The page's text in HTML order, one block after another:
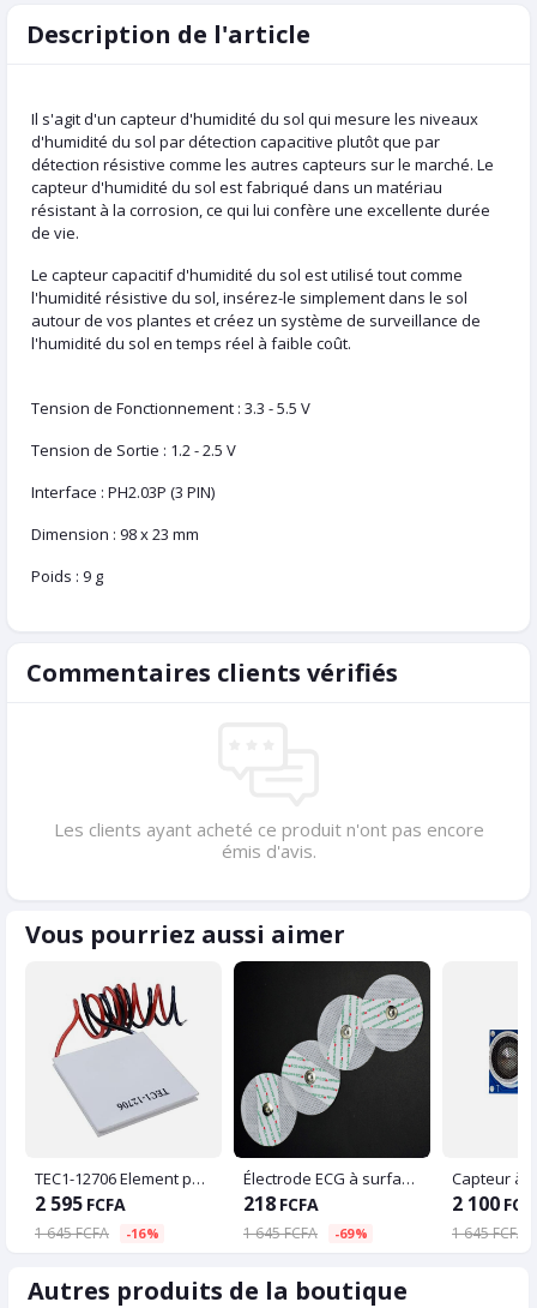
Description de l'article
Il s'agit d'un capteur d'humidité du sol qui mesure les niveaux
d'humidité du sol par détection capacitive plutôt que par
détection résistive comme les autres capteurs sur le marché. Le
capteur d'humidité du sol est fabriqué dans un matériau
résistant à la corrosion, ce qui lui confère une excellente durée
de vie.
Le capteur capacitif d'humidité du sol est utilisé tout comme
l'humidité résistive du sol, insérez-le simplement dans le sol
autour de vos plantes et créez un système de surveillance de
l'humidité du sol en temps réel à faible coût.
Tension de Fonctionnement : 3.3 - 5.5 V
Tension de Sortie : 1.2 - 2.5 V
Interface : PH2.03P (3 PIN)
Dimension : 98 x 23 mm
Poids : 9 g
Commentaires clients vérifiés
Les clients ayant acheté ce produit n'ont pas encore
émis d'avis.
Vous pourriez aussi aimer
TEC1-12706 Element peltier
2 595 FCFA
1 645 FCFA -16%
Électrode ECG à surface jetable
218 FCFA
1 645 FCFA -69%
2 100
1 645 FCFA
Autres produits de la boutique